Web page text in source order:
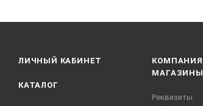
ЛИЧНЫЙ КАБИНЕТ
КАТАЛОГ
КОМПАНИЯ
МАГАЗИНЫ
Реквизиты